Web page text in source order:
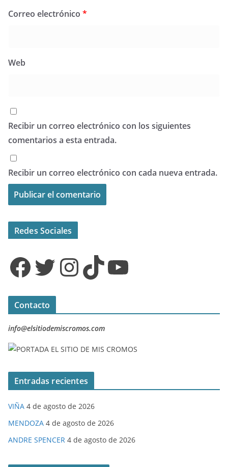
Correo electrónico *
Web
Recibir un correo electrónico con los siguientes
comentarios a esta entrada.
Recibir un correo electrónico con cada nueva entrada.
Redes Sociales
Facebook Twitter InstagramTikTok YouTube
Contacto
info@elsitiodemiscromos.com
Entradas recientes
VIÑA 4 de agosto de 2026
MENDOZA 4 de agosto de 2026
ANDRE SPENCER 4 de agosto de 2026